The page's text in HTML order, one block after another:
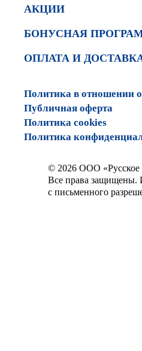
АКЦИИ
БОНУСНАЯ
ОПЛАТА И
Политика в отношении
Публичная оферта
Политика cookies
Политика
© 2026 ООО «Русское
Все права защищены.
с письменного